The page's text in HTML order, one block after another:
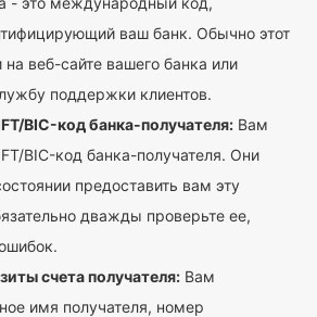
ваш банк. Обычно этот
веб-сайте вашего банка или
поддержки клиентов.
BIC-код банка-получателя: Вам
BIC-код банка-получателя. Они
предоставить вам эту
дважды проверьте ее,
счета получателя: Вам
имя получателя, номер